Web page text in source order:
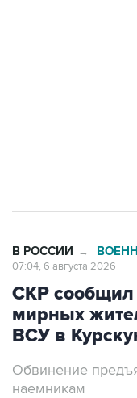
В РОССИИ →
07:04, 6 августа 2026
СКР сообщил
мирных
ВСУ в
Обвинение
наемникам